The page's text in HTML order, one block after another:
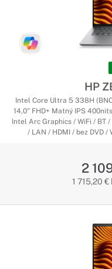
HP
Intel Core Ultra 5 338H
14,0" FHD+ Matný IPS
Intel Arc Graphics / WiFi / BT
/ LAN / HDMI / bez DVD
2
1 715,20 €